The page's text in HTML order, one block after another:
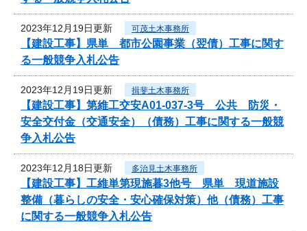
2023年12月19日更新 可茂土木事務所
【建設工事】県単 都市公園事業（翌債）工事に関す
る一般競争入札公告
2023年12月19日更新 揖斐土木事務所
【建設工事】第維工交安A01-037-3号 公共 防災・
安全交付金（交通安全）（債務）工事に関する一般競
争入札公告
2023年12月18日更新 多治見土木事務所
【建設工事】工維単第現施暮3他号 県単 現道施設
整備（暮らしの安全・安心確保対策）他（債務）工事
に関する一般競争入札公告